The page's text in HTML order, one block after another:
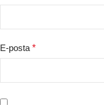
E-posta *